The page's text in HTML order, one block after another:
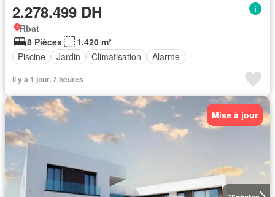
2.278.499 DH
Rbat
8 Pièces
1.420 m²
Piscine
Jardin Climatisation Alarme
Il y a 1 jour, 7 heures
Mise à jour